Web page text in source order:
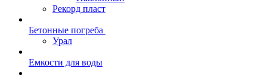
Рекорд пласт
Бетонные погреба
Урал
Емкости для воды